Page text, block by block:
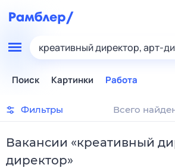
креативный директор, арт-
Поиск Картинки Работа
Фильтры Всего
Вакансии «креативный
директор»